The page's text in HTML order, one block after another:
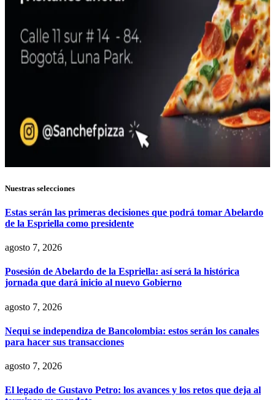
Nuestras selecciones
Estas serán las primeras decisiones que podrá tomar Abelardo
de la Espriella como presidente
agosto 7, 2026
Posesión de Abelardo de la Espriella: así será la histórica
jornada que dará inicio al nuevo Gobierno
agosto 7, 2026
Nequi se independiza de Bancolombia: estos serán los canales
para hacer sus transacciones
agosto 7, 2026
El legado de Gustavo Petro: los avances y los retos que deja al